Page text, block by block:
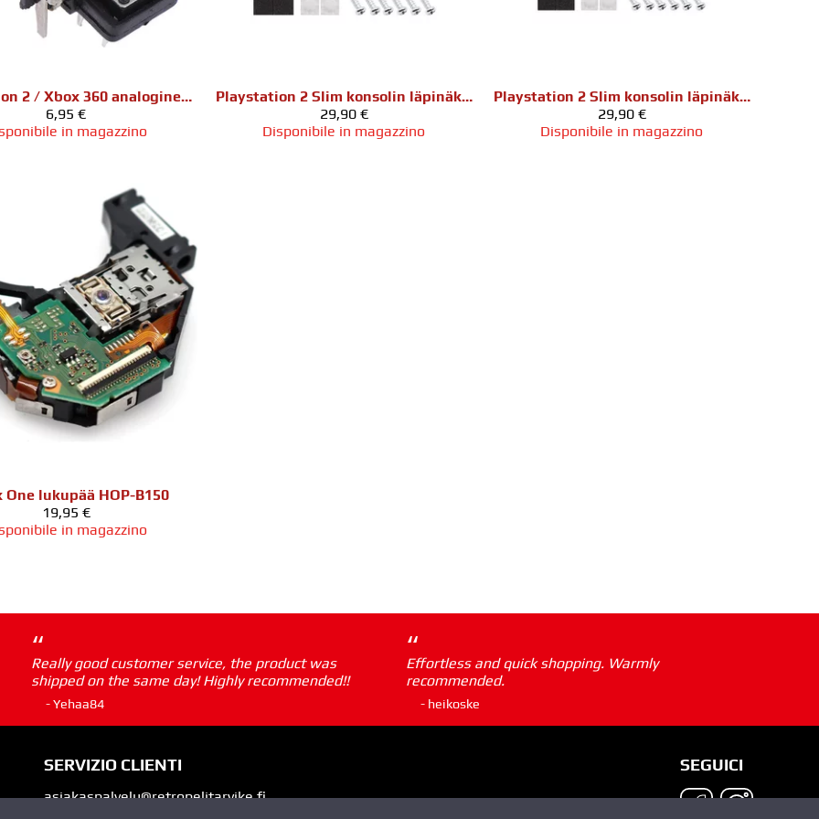
Playstation 2 / Xbox 360 analoginen tikku
6,95 €
in magazzino
Playstation 2 Slim konsolin läpinäkyvä kotelo (SCPH-7XXXX)
29,90 €
Disponibile in magazzino
Playstation 2 Slim konsolin läpinäkyvä kotelo (SCPH-9XXXX)
29,90 €
Disponibile in magazzino
One lukupää HOP-B150
19,95 €
in magazzino
“
Really good customer service, the product was
shipped on the same day! Highly recommended!!
- Yehaa84
“
Effortless and quick shopping. Warmly
recommended.
- heikoske
SERVIZIO CLIENTI
asiakaspalvelu@retropelitarvike.fi
SEGUICI